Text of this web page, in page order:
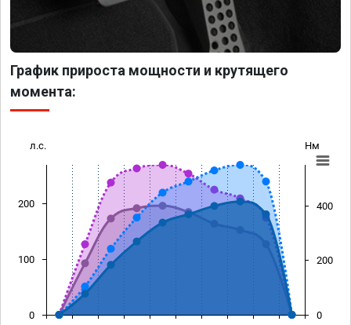
График прироста мощности и крутящего
момента:
л.с. Нм
0
100
200
0
200
400